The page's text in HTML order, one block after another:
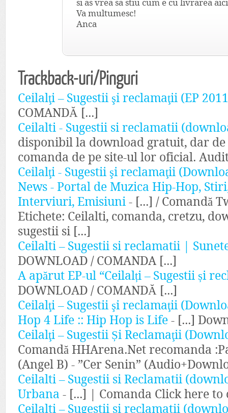
si as vrea sa stiu cum e cu livrarea
Va multumesc!
Anca
Trackback-uri/Pinguri
Ceilalţi – Sugestii şi reclamaţii (EP
COMANDĂ [...]
Ceilalti - Sugestii si reclamatii
disponibil la download gratuit, dar de
comanda de pe site-ul lor oficial.
Ceilalţi - Sugestii şi reclamaţii
News - Portal de Muzica Hip-Hop,
Interviuri, Emisiuni - [...] / Comandă
Etichete: Ceilalti, comanda, cretzu,
sugestii si [...]
Ceilalti – Sugestii si reclamatii |
DOWNLOAD / COMANDA [...]
A apărut EP-ul “Ceilalți – Sugestii și
DOWNLOAD / COMANDĂ [...]
Ceilalţi – Sugestii şi reclamaţii
Hop 4 Life :: Hip Hop is Life - [...]
Ceilalţi – Sugestii Și Reclamaţii
Comandă HHArena.Net recomanda
(Angel B) - ”Cer Senin”
Ceilalti – Sugestii si Reclamatii
Urbana - [...] | Comanda Click here to
Ceilalti – Sugestii si reclamatii